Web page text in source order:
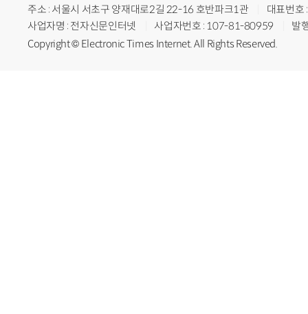
주소 : 서울시 서초구 양재대로2길 22-16 호반파크1관
대표번
사업자명 : 전자신문인터넷
사업자번호 : 107-81-80959
발
Copyright © Electronic Times Internet. All Rights Reserved.